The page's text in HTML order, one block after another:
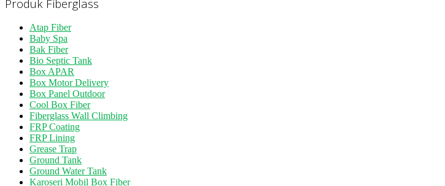
Produk Fiberglass
Atap Fiber
Baby Spa
Bak Fiber
Bio Septic Tank
Box APAR
Box Motor Delivery
Box Panel Outdoor
Cool Box Fiber
Fiberglass Wall Climbing
FRP Coating
FRP Lining
Grease Trap
Ground Tank
Ground Water Tank
Karoseri Mobil Box Fiber